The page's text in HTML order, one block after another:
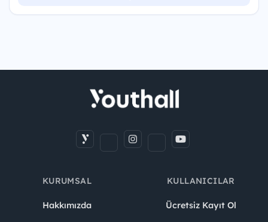
KURUMSAL
Hakkımızda
KULLANICILAR
Ücretsiz Kayıt Ol